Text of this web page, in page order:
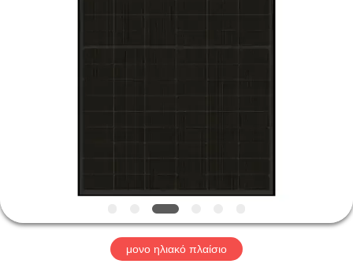
ΣΧΕΤΙΚΆ
ΕΡΓΟΣΤΑΣΊΩΝ
ΠΟΙΟΤΙΚΌΣ
μονο ηλιακό πλαίσιο